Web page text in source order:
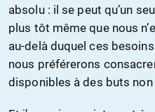
absolu : il se peut qu’un
plus tôt même que nous
au-delà duquel ces
nous préférerons
disponibles à des buts